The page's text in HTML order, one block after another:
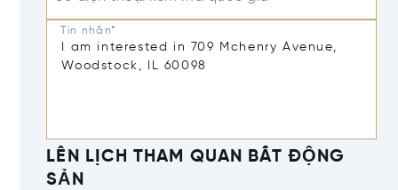
Tin nhắn*
LÊN LỊCH THAM QUAN BẤT ĐỘNG
SẢN